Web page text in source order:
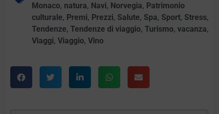
Monaco, natura, Navi, Norvegia, Patrimonio
culturale, Premi, Prezzi, Salute, Spa, Sport, Stress,
Tendenze,Tendenze di viaggio,Turismo,vacanza,
Viaggi,Viaggio,Vino